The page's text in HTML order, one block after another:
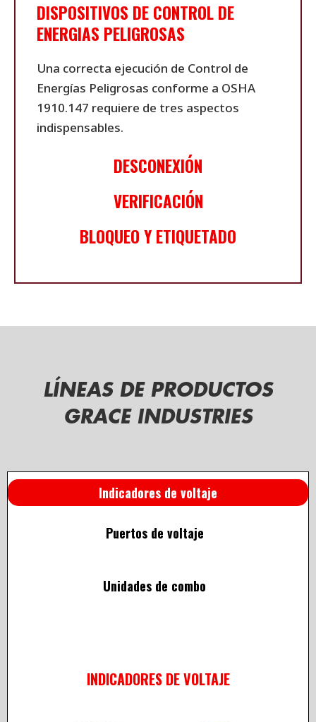
DISPOSITIVOS DE CONTROL DE
ENERGIAS PELIGROSAS
Una correcta ejecución de Control de
Energías Peligrosas conforme a OSHA
1910.147 requiere de tres aspectos
indispensables.
DESCONEXIÓN
VERIFICACIÓN
BLOQUEO Y ETIQUETADO
LÍNEAS DE PRODUCTOS
GRACE INDUSTRIES
Indicadores de voltaje
Puertos de voltaje
Unidades de combo
INDICADORES DE VOLTAJE